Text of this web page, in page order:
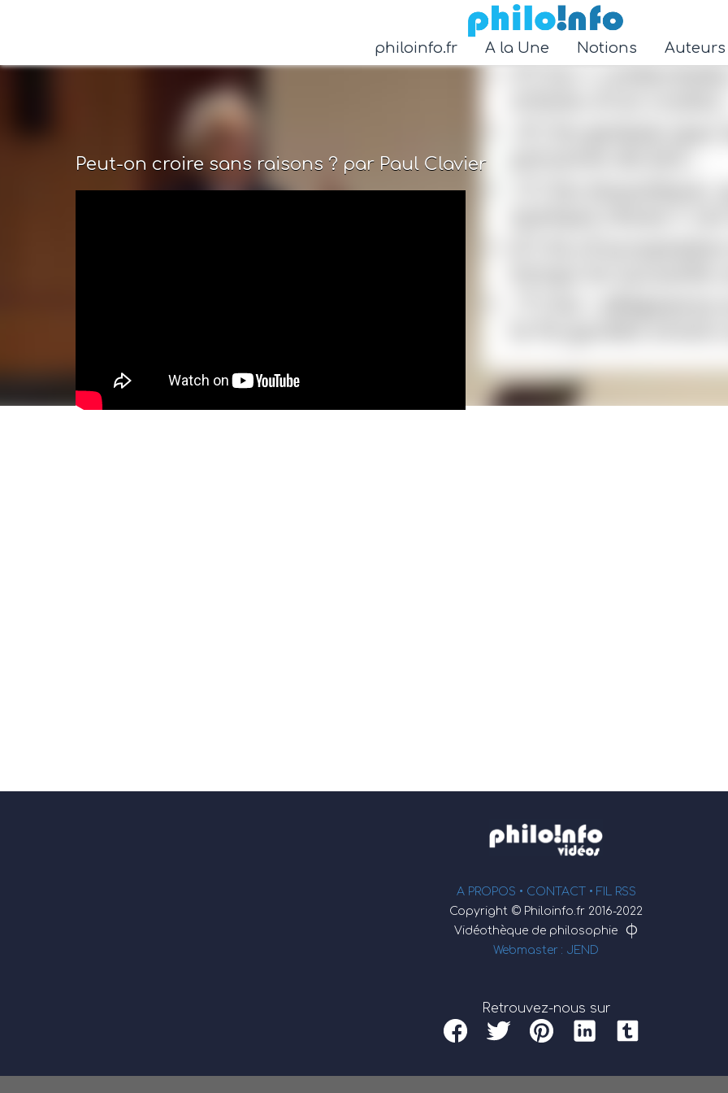
Accéder au contenu principal
Peut-on croire sans raisons ? par Paul Clavier
philoinfo.fr A la Une Notions
A PROPOS • CONTACT • FIL RSS
Copyright © Philoinfo.fr 2016-2022
Vidéothèque de philosophie
φ
Webmaster : JEND
Retrouvez-nous sur